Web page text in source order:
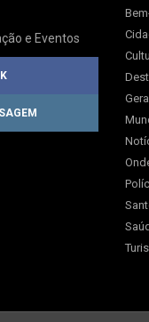
e Eventos
Geral